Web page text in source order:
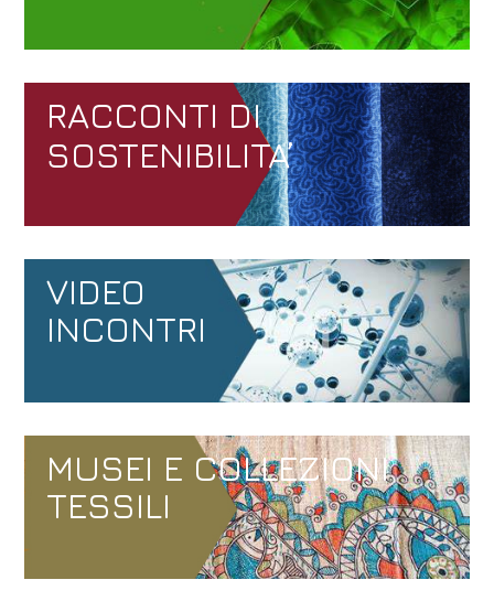
RACCONTI DI
SOSTENIBILITA’
VIDEO
INCONTRI
MUSEI E COLLEZIONI
TESSILI